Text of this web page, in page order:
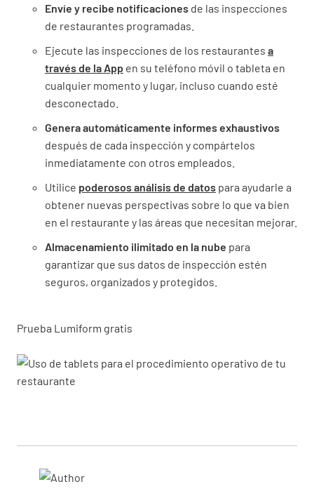
Envíe y recibe notificaciones de las inspecciones
de restaurantes programadas.
Ejecute las inspecciones de los restaurantes a
través de la App en su teléfono móvil o tableta en
cualquier momento y lugar, incluso cuando esté
desconectado.
Genera automáticamente informes exhaustivos
después de cada inspección y compártelos
inmediatamente con otros empleados.
Utilice poderosos análisis de datos para ayudarle a
obtener nuevas perspectivas sobre lo que va bien
en el restaurante y las áreas que necesitan mejorar.
Almacenamiento ilimitado en la nube para
garantizar que sus datos de inspección estén
seguros, organizados y protegidos.
Prueba Lumiform gratis